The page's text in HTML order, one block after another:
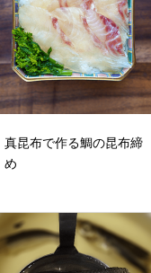
真昆布で作る鯛の昆布締
め